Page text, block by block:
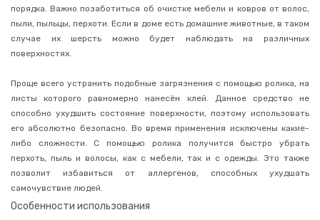
Инвентарь
для
уборки
для
уборки
Перчатки
хозяйственные
Ролики
для
ковров
и
порядка. Важно позаботиться об очистке мебели и ковров от волос,
пыли, пыльцы, перхоти. Если в доме есть домашние животные, в таком
случае их шерсть можно будет наблюдать на различных
поверхностях.
Проще всего устранить подобные загрязнения с помощью ролика, на
листы которого равномерно нанесён клей. Данное средство не
способно ухудшить состояние поверхности, поэтому использовать
его абсолютно безопасно. Во время применения исключены какие-
либо сложности. С помощью ролика получится быстро убрать
перхоть, пыль и волосы, как с мебели, так и с одежды. Это также
позволит избавиться от аллергенов, способных ухудшать
самочувствие людей.
Особенности использования